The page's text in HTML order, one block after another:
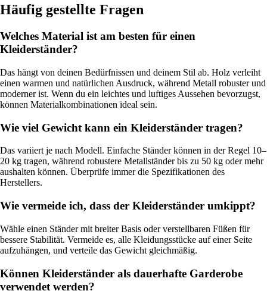
Häufig gestellte Fragen
Welches Material ist am besten für einen
Kleiderständer?
Das hängt von deinen Bedürfnissen und deinem Stil ab. Holz verleiht
einen warmen und natürlichen Ausdruck, während Metall robuster und
moderner ist. Wenn du ein leichtes und luftiges Aussehen bevorzugst,
können Materialkombinationen ideal sein.
Wie viel Gewicht kann ein Kleiderständer tragen?
Das variiert je nach Modell. Einfache Ständer können in der Regel 10–
20 kg tragen, während robustere Metallständer bis zu 50 kg oder mehr
aushalten können. Überprüfe immer die Spezifikationen des
Herstellers.
Wie vermeide ich, dass der Kleiderständer umkippt?
Wähle einen Ständer mit breiter Basis oder verstellbaren Füßen für
bessere Stabilität. Vermeide es, alle Kleidungsstücke auf einer Seite
aufzuhängen, und verteile das Gewicht gleichmäßig.
Können Kleiderständer als dauerhafte Garderobe
verwendet werden?